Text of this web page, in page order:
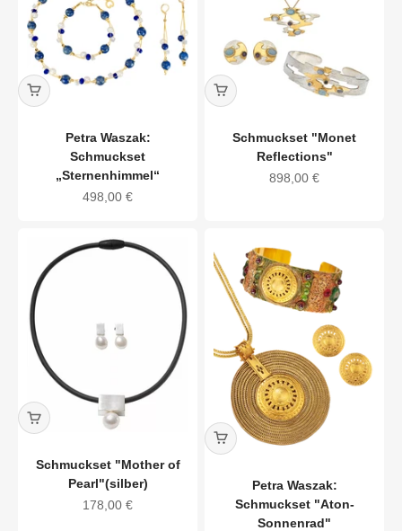
Petra Waszak:
Schmuckset
„Sternenhimmel“
Angebot
498,00 €
Schmuckset "Monet
Reflections"
Angebot
898,00 €
Schmuckset "Mother of
Pearl"(silber)
Angebot
178,00 €
Petra Waszak:
Schmuckset "Aton-
Sonnenrad"